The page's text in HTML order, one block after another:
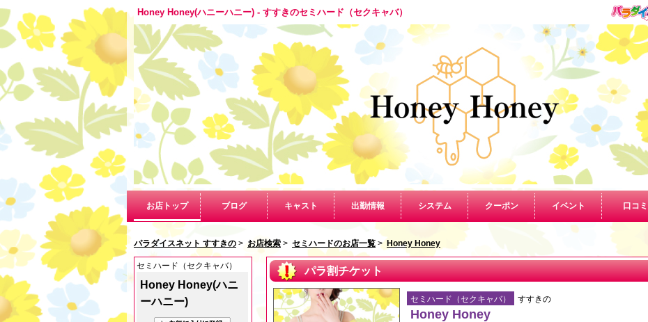
Honey Honey(ハニーハニー) - すすきのセミハード（セクキャバ）
お店トップ ブログ キャスト 出勤情報 システム クーポン イベント 口コミ
パラダイスネット すすきの > お店検索 > セミハードのお店一覧 > Honey Honey
セミハード（セクキャバ）
Honey Honey(ハニ
ーハニー)
パラ割チケット
セミハード（セクキャバ） すすきの
Honey Honey